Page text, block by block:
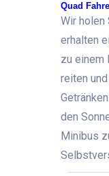
Quad
Wir holen
erhalten
zu einem
reiten
den
Minibus